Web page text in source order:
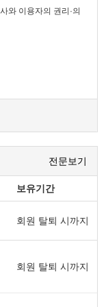
와 이용자의 권리·의
합니다.
보호에 관한 법률」,
전자거래기본법」,
통신망 이용촉진 및
관한 법률」,
는 범위에서 이
전문보기
보유기간
회원 탈퇴 시까지
회원 탈퇴 시까지